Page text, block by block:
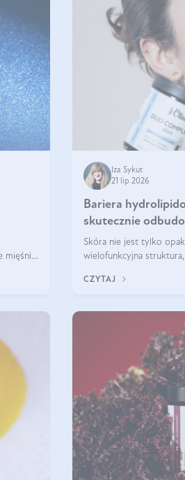
mięśni i
Iza Sykut
21 lip 2026
Bariera
skutecznie
Skóra nie jest tylko
wielofunkcyjna
środowiskowymi.
CZYTAJ